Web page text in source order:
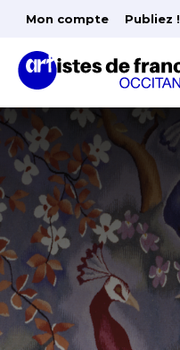
Mon compte Publiez !